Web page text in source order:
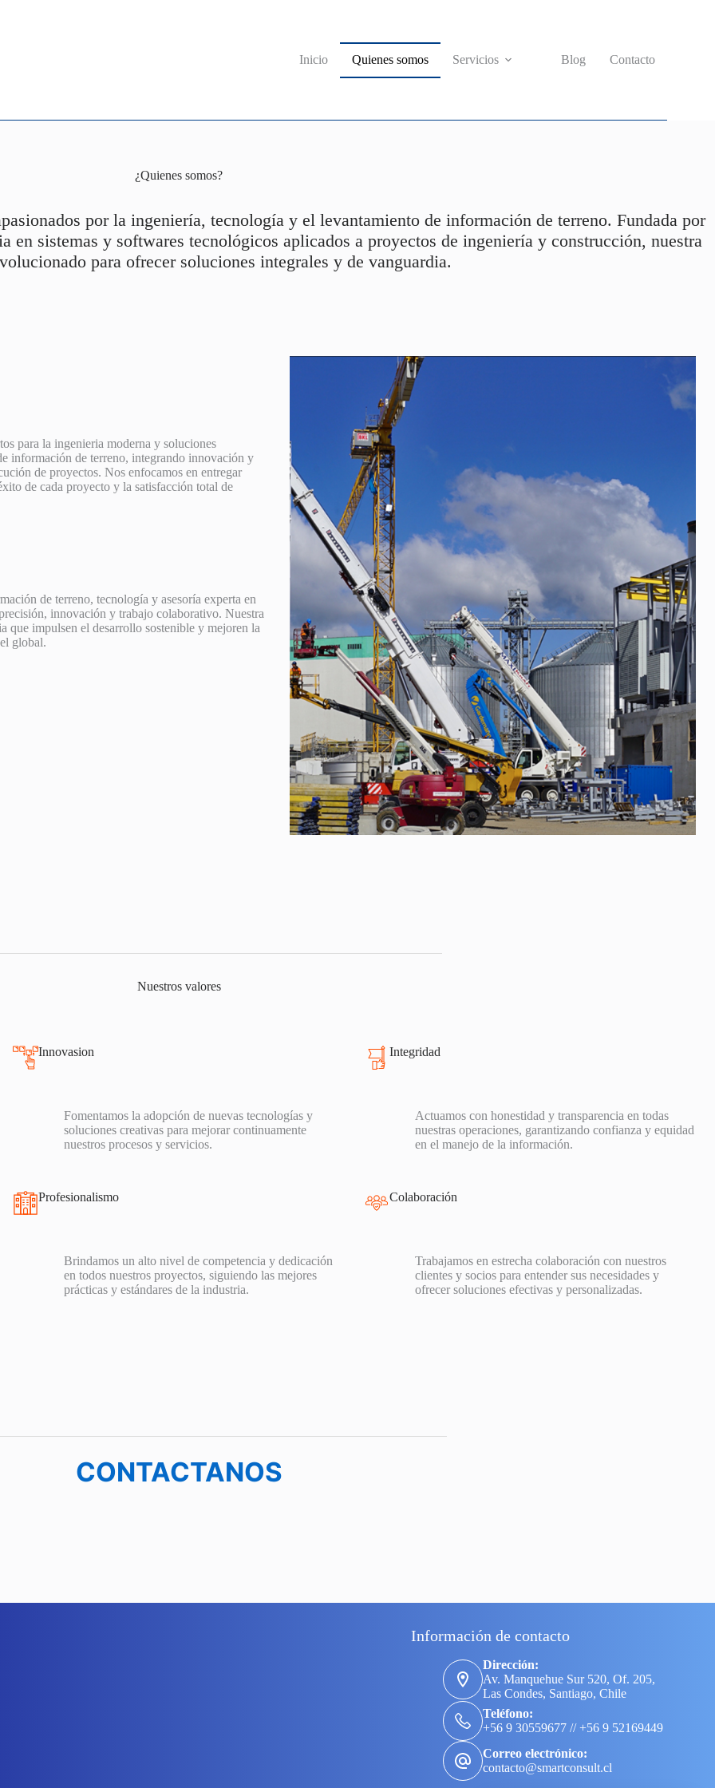
Inicio
Quienes somos Servicios Blog Contacto
¿Quienes somos?
por la ingeniería, tecnología y el levantamiento de información de terreno. Fundada por
en sistemas y softwares tecnológicos aplicados a proyectos de ingeniería y construcción, nuestra
para ofrecer soluciones integrales y de vanguardia.
para la ingenieria moderna y soluciones
información de terreno, integrando innovación y
de proyectos. Nos enfocamos en entregar
de cada proyecto y la satisfacción total de
de terreno, tecnología y asesoría experta en
innovación y trabajo colaborativo. Nuestra
que impulsen el desarrollo sostenible y mejoren la
global.
Nuestros valores
Innovasion
Fomentamos la adopción de nuevas tecnologías y
soluciones creativas para mejorar continuamente
nuestros procesos y servicios.
Integridad
Actuamos con honestidad y transparencia en todas
nuestras operaciones, garantizando confianza y equidad
en el manejo de la información.
Profesionalismo
Brindamos un alto nivel de competencia y dedicación
en todos nuestros proyectos, siguiendo las mejores
prácticas y estándares de la industria.
Colaboración
Trabajamos en estrecha colaboración con nuestros
clientes y socios para entender sus necesidades y
ofrecer soluciones efectivas y personalizadas.
CONTACTANOS
Información de contacto
Dirección:
Av. Manquehue Sur 520, Of. 205,
Las Condes, Santiago, Chile
Teléfono:
+56 9 30559677 // +56 9 52169449
Correo electrónico:
contacto@smartconsult.cl